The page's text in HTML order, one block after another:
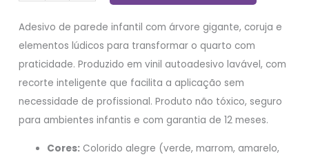
Adesivo de parede infantil com árvore gigante, coruja e
elementos lúdicos para transformar o quarto com
praticidade. Produzido em vinil autoadesivo lavável, com
recorte inteligente que facilita a aplicação sem
necessidade de profissional. Produto não tóxico, seguro
para ambientes infantis e com garantia de 12 meses.
Cores: Colorido alegre (verde, marrom, amarelo,